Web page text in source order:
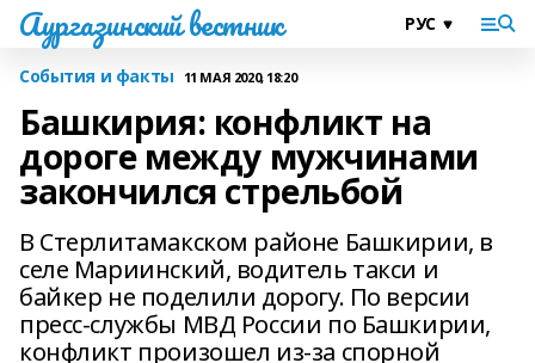
Аургазинский вестник
События и факты 11 МАЯ 2020, 18:20
Башкирия: конфликт на
дороге между мужчинами
закончился стрельбой
В Стерлитамакском районе Башкирии, в
селе Мариинский, водитель такси и
байкер не поделили дорогу. По версии
пресс-службы МВД России по Башкирии,
конфликт произошел из-за спорной